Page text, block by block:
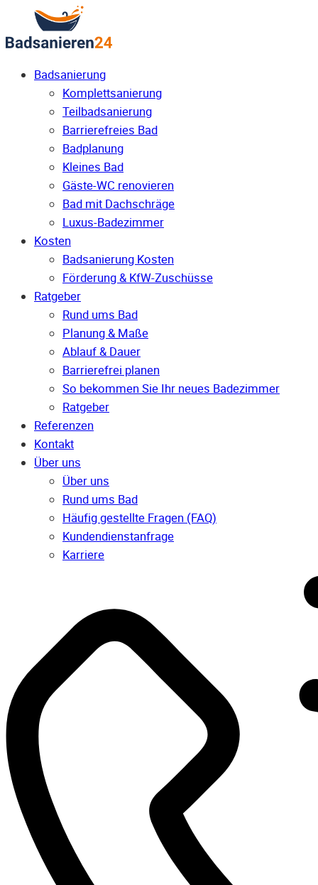
Badsanierung
Komplettsanierung
Teilbadsanierung
Barrierefreies Bad
Badplanung
Kleines Bad
Gäste-WC renovieren
Bad mit Dachschräge
Luxus-Badezimmer
Kosten
Badsanierung Kosten
Förderung & KfW-Zuschüsse
Ratgeber
Rund ums Bad
Planung & Maße
Ablauf & Dauer
Barrierefrei planen
So bekommen Sie Ihr neues Badezimmer
Ratgeber
Referenzen
Kontakt
Über uns
Über uns
Rund ums Bad
Häufig gestellte Fragen (FAQ)
Kunden­dienst­anfrage
Karriere